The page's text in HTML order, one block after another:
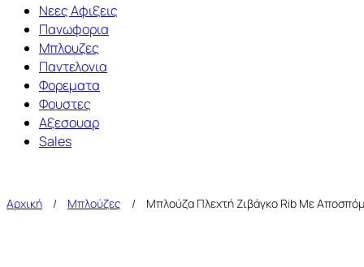
Νεες Αφιξεις
Πανωφορια
Μπλουζες
Παντελονια
Φορεματα
Φουστες
Αξεσουαρ
Sales
Αρχική / Μπλούζες / Μπλούζα Πλεχτή Ζιβάγκο Rib Με